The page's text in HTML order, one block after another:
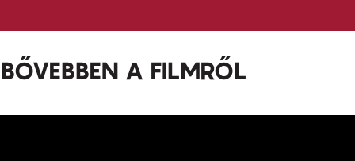
BŐVEBBEN A FILMRŐL